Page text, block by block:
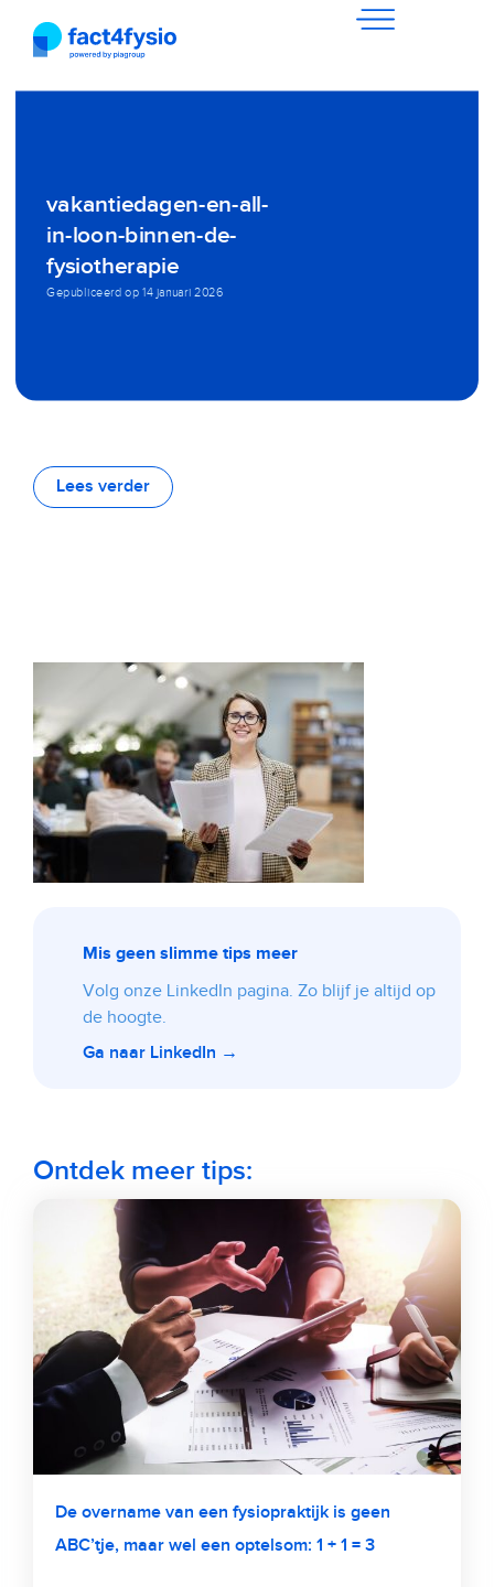
vakantiedagen-en-all-
in-loon-binnen-de-
fysiotherapie
Gepubliceerd op 14 januari 2026
Lees verder
Mis geen slimme tips meer
Volg onze LinkedIn pagina. Zo blijf je altijd op
de hoogte.
Ga naar LinkedIn →
Ontdek meer tips:
De overname van een fysiopraktijk is geen
ABC’tje, maar wel een optelsom: 1 + 1 = 3